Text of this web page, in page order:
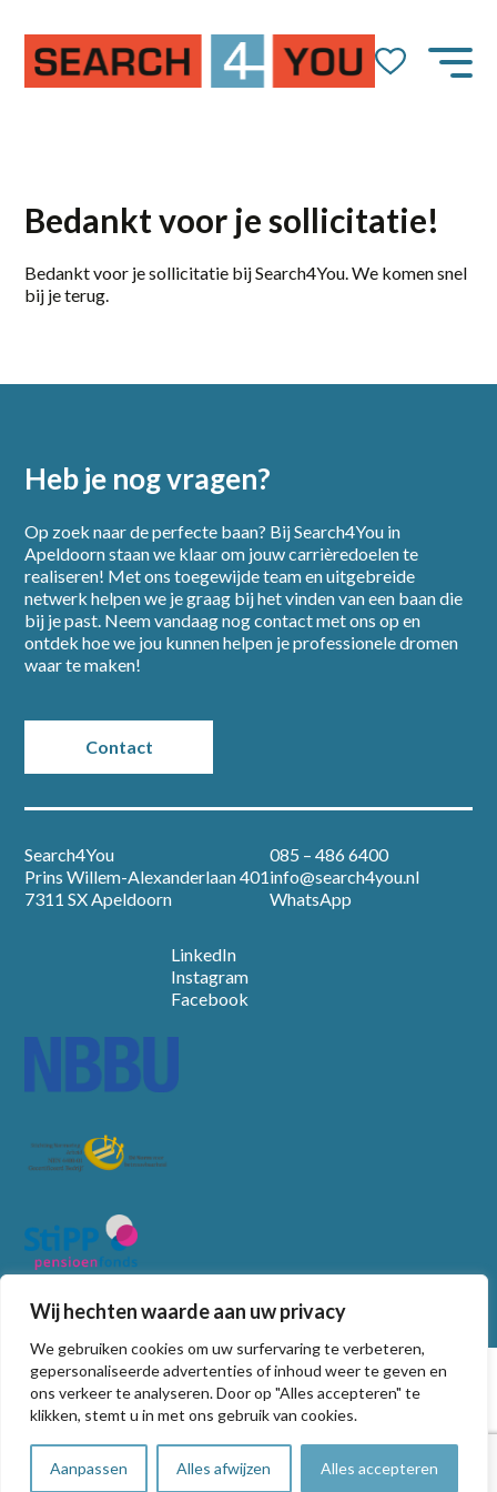
Wij hechten waarde aan uw privacy
We gebruiken cookies om uw surfervaring te verbeteren,
gepersonaliseerde advertenties of inhoud weer te geven en
ons verkeer te analyseren. Door op "Alles accepteren" te
klikken, stemt u in met ons gebruik van cookies.
Aanpassen Alles afwijzen Alles accepteren
Home
Partners
Vacatures
Nieuws
Over ons
Contact
Open sollicitatie
Bedankt voor je sollicitatie!
Bedankt voor je sollicitatie bij Search4You. We komen snel
bij je terug.
Heb je nog vragen?
Op zoek naar de perfecte baan? Bij Search4You in
Apeldoorn staan we klaar om jouw carrièredoelen te
realiseren! Met ons toegewijde team en uitgebreide
netwerk helpen we je graag bij het vinden van een baan die
bij je past. Neem vandaag nog contact met ons op en
ontdek hoe we jou kunnen helpen je professionele dromen
waar te maken!
Contact
Search4You
Prins Willem-Alexanderlaan 401
7311 SX Apeldoorn
085 – 486 6400
info@search4you.nl
WhatsApp
LinkedIn
Instagram
Facebook
© Copyright2026
Algemene voorwaarden
Non-discriminatie beleid